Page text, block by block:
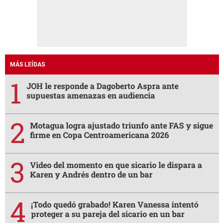
MÁS LEÍDAS
JOH le responde a Dagoberto Aspra ante
supuestas amenazas en audiencia
Motagua logra ajustado triunfo ante FAS y sigue
firme en Copa Centroamericana 2026
Video del momento en que sicario le dispara a
Karen y Andrés dentro de un bar
¡Todo quedó grabado! Karen Vanessa intentó
proteger a su pareja del sicario en un bar